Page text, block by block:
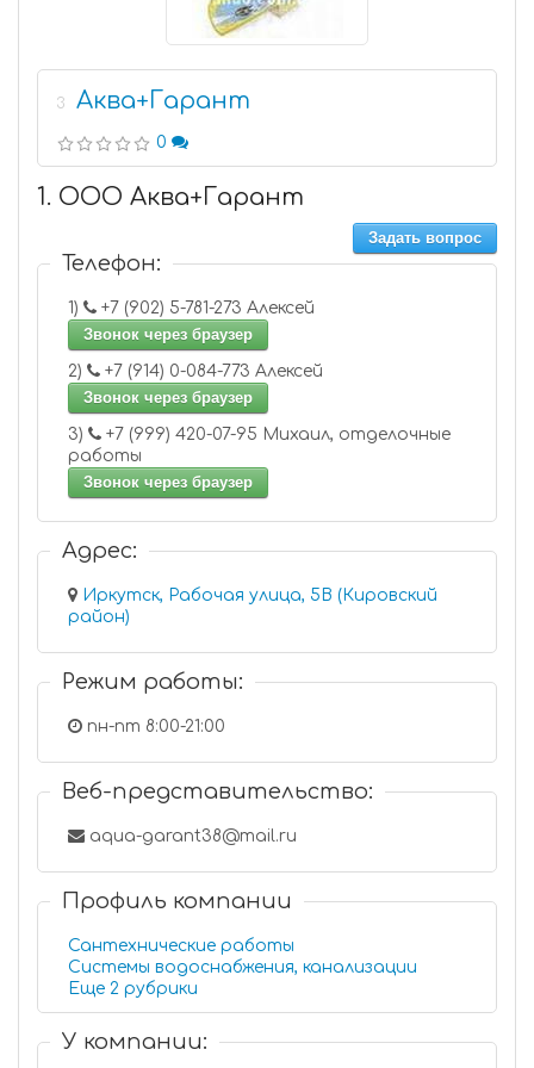
3 Аква+Гарант
0
1. ООО Аква+Гарант
Задать вопрос
Телефон:
1)
+7 (902) 5-781-273 Алексей
Звонок через браузер
2)
+7 (914) 0-084-773 Алексей
Звонок через браузер
3)
работы
Звонок через браузер
Адрес:
Иркутск, Рабочая улица, 5В (Кировский
район)
Режим работы:
пн-пт 8:00-21:00
Веб-представительство:
aqua-garant38@mail.ru
Профиль компании
Сантехнические работы
Системы водоснабжения, канализации
Еще 2 рубрики
У компании: